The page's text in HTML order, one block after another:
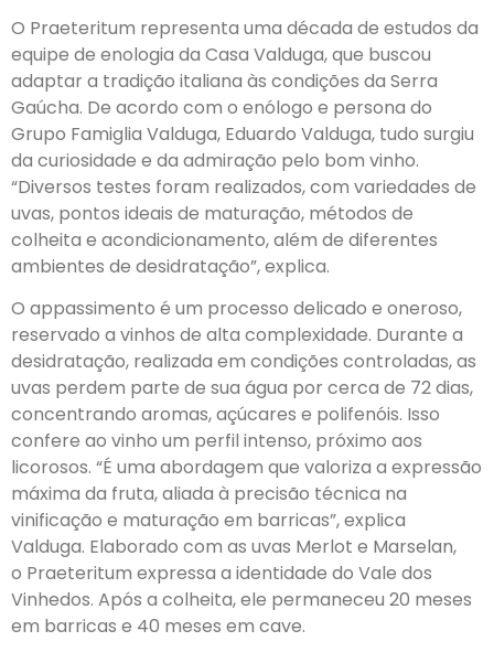
O Praeteritum representa uma década de estudos da
equipe de enologia da Casa Valduga, que buscou
adaptar a tradição italiana às condições da Serra
Gaúcha. De acordo com o enólogo e persona do
Grupo Famiglia Valduga, Eduardo Valduga, tudo surgiu
da curiosidade e da admiração pelo bom vinho.
“Diversos testes foram realizados, com variedades de
uvas, pontos ideais de maturação, métodos de
colheita e acondicionamento, além de diferentes
ambientes de desidratação”, explica.
O appassimento é um processo delicado e oneroso,
reservado a vinhos de alta complexidade. Durante a
desidratação, realizada em condições controladas, as
uvas perdem parte de sua água por cerca de 72 dias,
concentrando aromas, açúcares e polifenóis. Isso
confere ao vinho um perfil intenso, próximo aos
licorosos. “É uma abordagem que valoriza a expressão
máxima da fruta, aliada à precisão técnica na
vinificação e maturação em barricas”, explica
Valduga. Elaborado com as uvas Merlot e Marselan,
o Praeteritum expressa a identidade do Vale dos
Vinhedos. Após a colheita, ele permaneceu 20 meses
em barricas e 40 meses em cave.